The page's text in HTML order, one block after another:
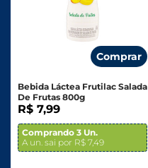
Comprar
Bebida Láctea Frutilac Salada
De Frutas 800g
R$ 7,99
Comprando 3 Un.
A un. sai por R$ 7,49